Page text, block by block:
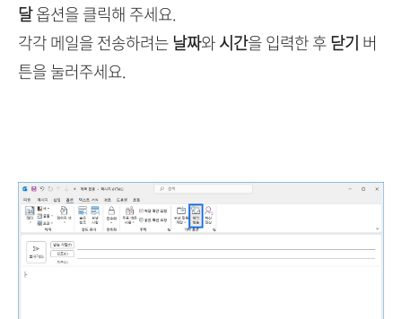
달옵션을 클릭해 주세요.
각각 메일을 전송하려는날짜와시간을 입력한 후닫기 버
튼을 눌러주세요.